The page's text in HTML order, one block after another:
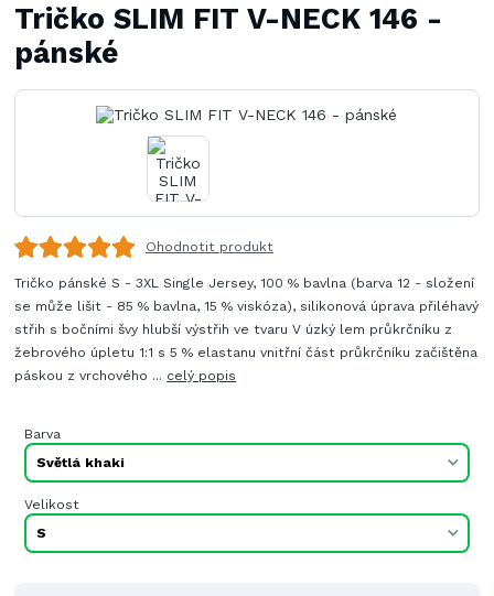
Tričko SLIM FIT V-NECK 146 -
pánské
Ohodnotit produkt
Tričko pánské S - 3XL Single Jersey, 100 % bavlna (barva 12 - složení
se může lišit - 85 % bavlna, 15 % viskóza), silikonová úprava přiléhavý
střih s bočními švy hlubší výstřih ve tvaru V úzký lem průkrčníku z
žebrového úpletu 1:1 s 5 % elastanu vnitřní část průkrčníku začištěna
páskou z vrchového ... celý popis
Barva
Velikost